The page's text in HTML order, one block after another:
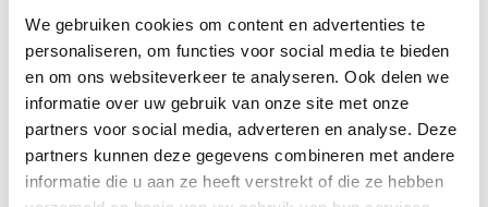
We gebruiken cookies om content en advertenties te
personaliseren, om functies voor social media te bieden
en om ons websiteverkeer te analyseren. Ook delen we
informatie over uw gebruik van onze site met onze
partners voor social media, adverteren en analyse. Deze
partners kunnen deze gegevens combineren met andere
informatie die u aan ze heeft verstrekt of die ze hebben
FILTER
KEINE PRODUKTE GEFUNDEN!